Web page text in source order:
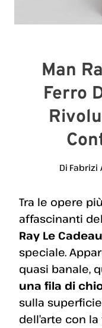
Man
Ferro
Di Fabrizi
Tra le opere
affascinanti
Ray Le Cadeau
speciale.
quasi banale,
una fila di
sulla
dell’arte con